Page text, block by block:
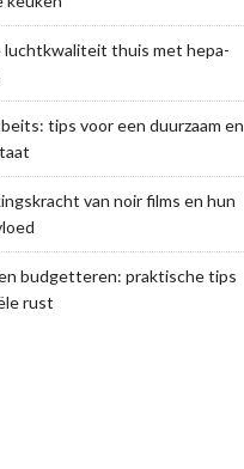
luchtkwaliteit thuis met hepa-
tips voor een duurzaam en
van noir films en hun
budgetteren: praktische tips
rust